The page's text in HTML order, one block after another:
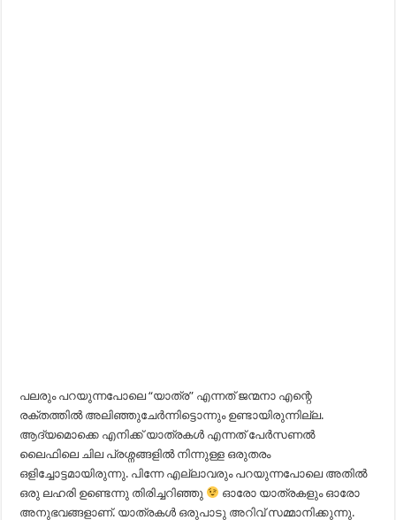
പലരും പറയുന്നപോലെ “യാത്ര” എന്നത് ജന്മനാ എന്റെ
രക്തത്തിൽ അലിഞ്ഞുചേർന്നിട്ടൊന്നും ഉണ്ടായിരുന്നില്ല.
ആദ്യമൊക്കെ എനിക്ക് യാത്രകൾ എന്നത് പേർസണൽ
ലൈഫിലെ ചില പ്രശ്നങ്ങളിൽ നിന്നുള്ള ഒരുതരം
ഒളിച്ചോട്ടമായിരുന്നു. പിന്നേ എല്ലാവരും പറയുന്നപോലെ അതിൽ
ഒരു ലഹരി ഉണ്ടെന്നു തിരിച്ചറിഞ്ഞു
ഓരോ യാത്രകളും ഓരോ
അനുഭവങ്ങളാണ്. യാത്രകൾ ഒരുപാടു അറിവ് സമ്മാനിക്കുന്നു.